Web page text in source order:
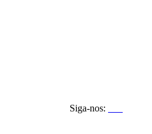
Siga-nos: